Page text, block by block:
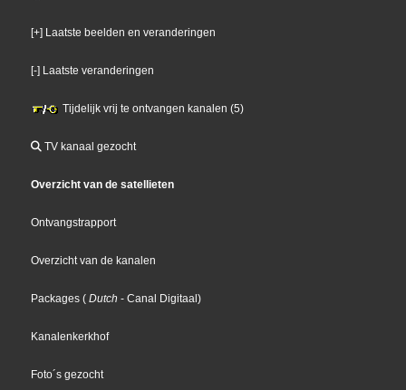
[+] Laatste beelden en veranderingen
[-] Laatste veranderingen
Tijdelijk vrij te ontvangen kanalen (5)
TV kanaal gezocht
Overzicht van de satellieten
Ontvangstrapport
Overzicht van de kanalen
Packages ( Dutch - Canal Digitaal)
Kanalenkerkhof
Foto´s gezocht